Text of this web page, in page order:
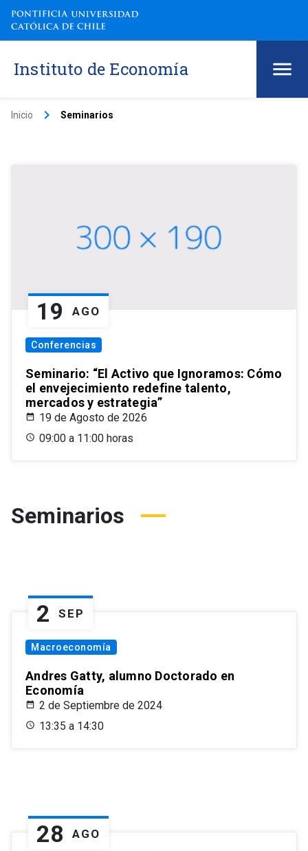
Instituto de Economía
Inicio keyboard_arrow_right Seminarios
19 AGO
Conferencias
Seminario: “El Activo que Ignoramos: Cómo
el envejecimiento redefine talento,
mercados y estrategia”
19 de Agosto de 2026
09:00 a 11:00 horas
Seminarios
2 SEP
Macroeconomía
Andres Gatty, alumno Doctorado en
Economía
2 de Septiembre de 2024
13:35 a 14:30
28 AGO